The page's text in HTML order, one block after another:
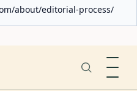
about/editorial-process/